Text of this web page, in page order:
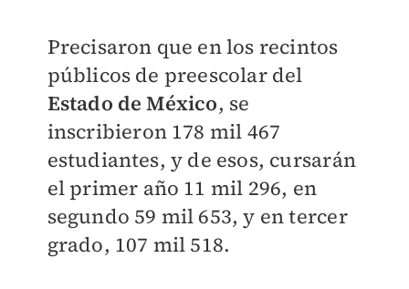
Precisaron que en los recintos
públicos de preescolar del
Estado de México, se
inscribieron 178 mil 467
estudiantes, y de esos, cursarán
el primer año 11 mil 296, en
segundo 59 mil 653, y en tercer
grado, 107 mil 518.